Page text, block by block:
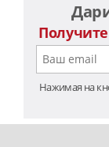
Получите
Нажимая на